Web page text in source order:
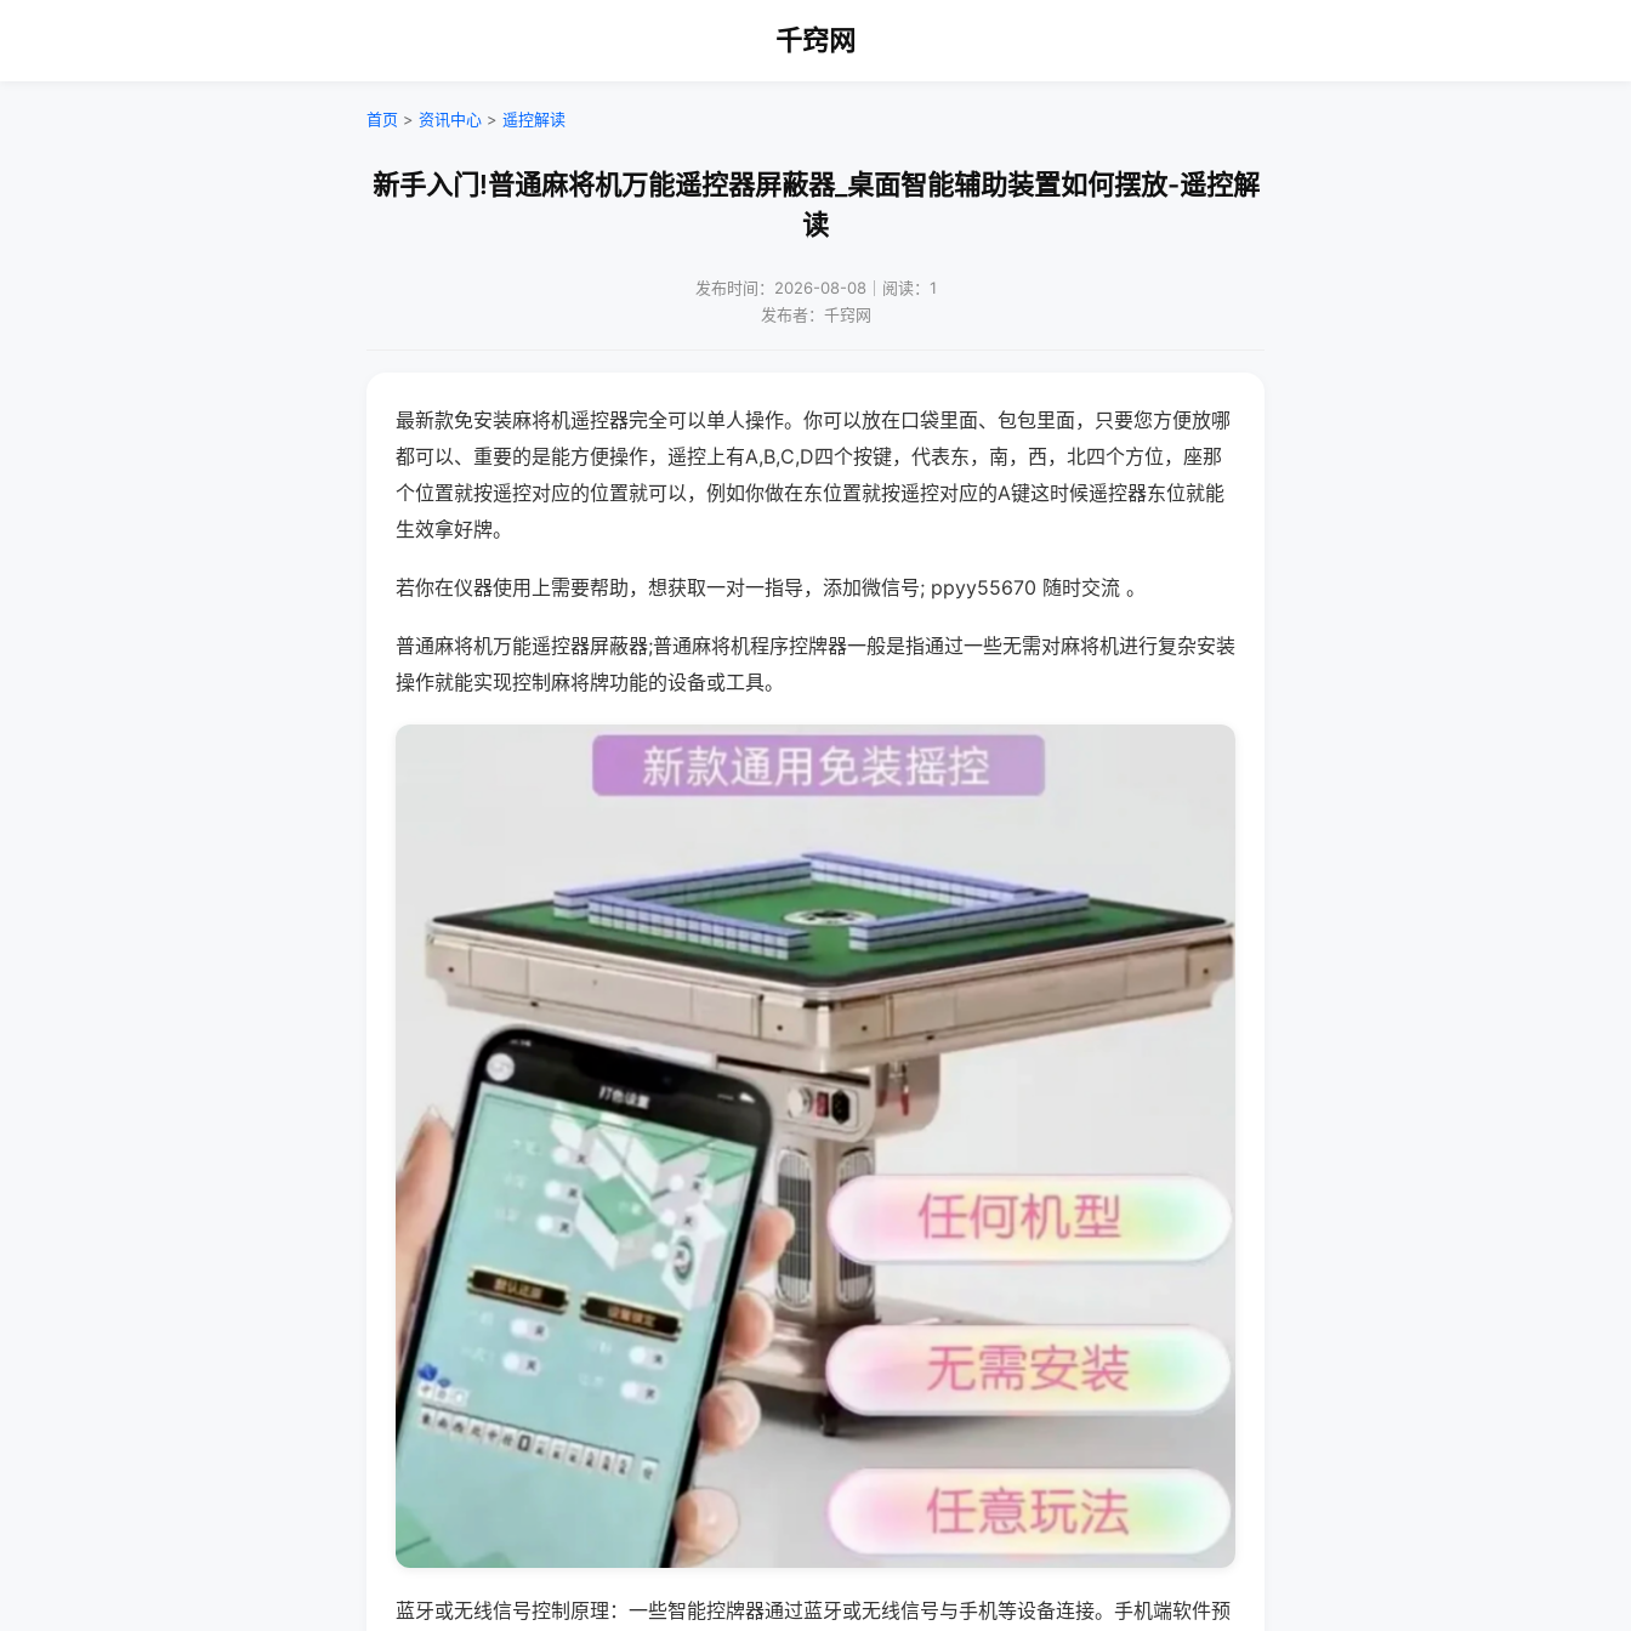
千窍网
首页 > 资讯中心 > 遥控解读
新手入门!普通麻将机万能遥控器屏蔽器_桌面智能辅助装置如何摆放-遥控解
读
发布时间：2026-08-08｜阅读：1
发布者：千窍网
最新款免安装麻将机遥控器完全可以单人操作。你可以放在口袋里面、包包里面，只要您方便放哪
都可以、重要的是能方便操作，遥控上有A,B,C,D四个按键，代表东，南，西，北四个方位，座那
个位置就按遥控对应的位置就可以，例如你做在东位置就按遥控对应的A键这时候遥控器东位就能
生效拿好牌。
若你在仪器使用上需要帮助，想获取一对一指导，添加微信号; ppyy55670 随时交流 。
普通麻将机万能遥控器屏蔽器;普通麻将机程序控牌器一般是指通过一些无需对麻将机进行复杂安装
操作就能实现控制麻将牌功能的设备或工具。
蓝牙或无线信号控制原理：一些智能控牌器通过蓝牙或无线信号与手机等设备连接。手机端软件预